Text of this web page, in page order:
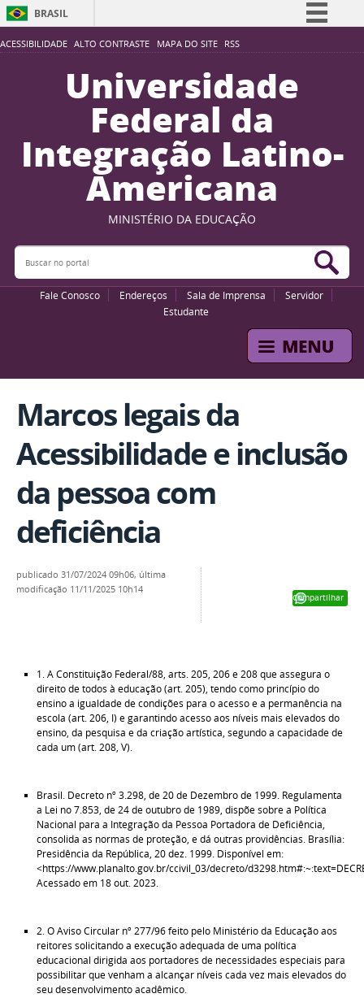
ACESSIBILIDADE ALTO CONTRASTE MAPA DO SITE RSS
BRASIL
Simplifique!
Participe
Acesso à informação
Legislação
Canais
Universidade
Federal da
Integração Latino-
Americana
MINISTÉRIO DA EDUCAÇÃO
Buscar no portal
Fale Conosco Endereços Sala de Imprensa
Servidor
Estudante
Marcos legais da
Acessibilidade e inclusão
da pessoa com
deficiência
Compartilhar
publicado 31/07/2024 09h06, última
modificação 11/11/2025 10h14
1. AConstituição Federal/88, arts. 205, 206 e 208 que assegura o
direito de todos à educação (art. 205), tendo como princípio do
ensino a igualdade de condições para o acesso e a permanência na
escola (art. 206, I) e garantindo acesso aos níveis mais elevados do
ensino, da pesquisa e da criação artística, segundo a capacidade de
cada um (art. 208, V).
Brasil. Decreto nº 3.298, de 20 de Dezembro de 1999. Regulamenta
a Lei no 7.853, de 24 de outubro de 1989, dispõe sobre a Política
Nacional para a Integração da Pessoa Portadora de Deficiência,
consolida as normas de proteção, e dá outras providências. Brasília:
Presidência da República, 20 dez. 1999. Disponível em:
<https://www.planalto.gov.br/ccivil_03/decreto/
Acessado em 18 out. 2023.
2. O Aviso Circular nº 277/96 feito pelo Ministério da Educação aos
reitores solicitando a execução adequada de uma política
educacional dirigida aos portadores de necessidades especiais para
possibilitar que venham a alcançar níveis cada vez mais elevados do
seu desenvolvimento acadêmico.